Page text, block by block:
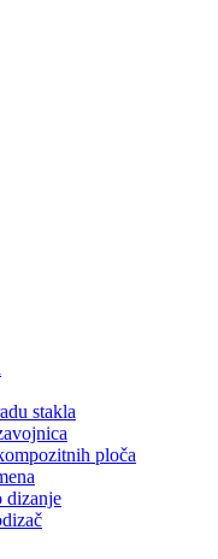
stakla
ploča
dizanje